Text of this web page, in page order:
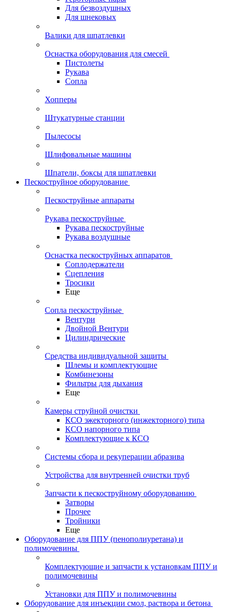
Для безвоздушных
Для шнековых
Валики для шпатлевки
Оснастка оборудования для смесей
Пистолеты
Рукава
Сопла
Хопперы
Штукатурные станции
Пылесосы
Шлифовальные машины
Шпатели, боксы для шпатлевки
Пескоструйное оборудование
Пескоструйные аппараты
Рукава пескоструйные
Рукава пескоструйные
Рукава воздушные
Оснастка пескоструйных аппаратов
Соплодержатели
Сцепления
Тросики
Еще
Сопла пескоструйные
Вентури
Двойной Вентури
Цилиндрические
Средства индивидуальной защиты
Шлемы и комплектующие
Комбинезоны
Фильтры для дыхания
Еще
Камеры струйной очистки
КСО эжекторного (инжекторного) типа
КСО напорного типа
Комплектующие к КСО
Системы сбора и рекуперации абразива
Устройства для внутренней очистки труб
Запчасти к пескоструйному оборудованию
Затворы
Прочее
Тройники
Еще
Оборудование для ППУ (пенополиуретана) и
полимочевины
Комплектующие и запчасти к установкам ППУ и
полимочевины
Установки для ППУ и полимочевины
Оборудование для инъекции смол, раствора и бетона